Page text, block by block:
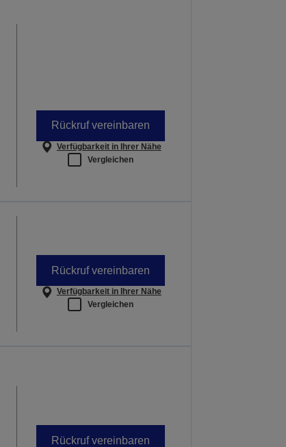
Rückruf vereinbaren
Verfügbarkeit in Ihrer Nähe
Vergleichen
Rückruf vereinbaren
Verfügbarkeit in Ihrer Nähe
Vergleichen
Rückruf vereinbaren